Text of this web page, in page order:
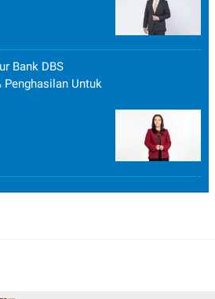
Bank DBS
Penghasilan Untuk